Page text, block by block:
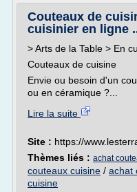
Couteaux de
cuisinier en ligne
> Arts de la Table > En
Couteaux de cuisine
Envie ou besoin d'un
ou en céramique ?...
Lire la suite
Site : https://
Thèmes liés : achat
couteaux cuisine / achat
cuisine